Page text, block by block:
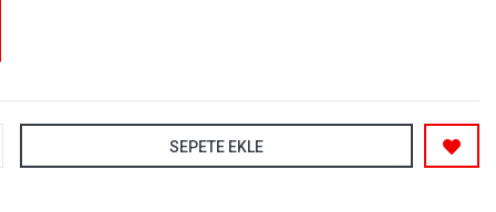
SEPETE EKLE